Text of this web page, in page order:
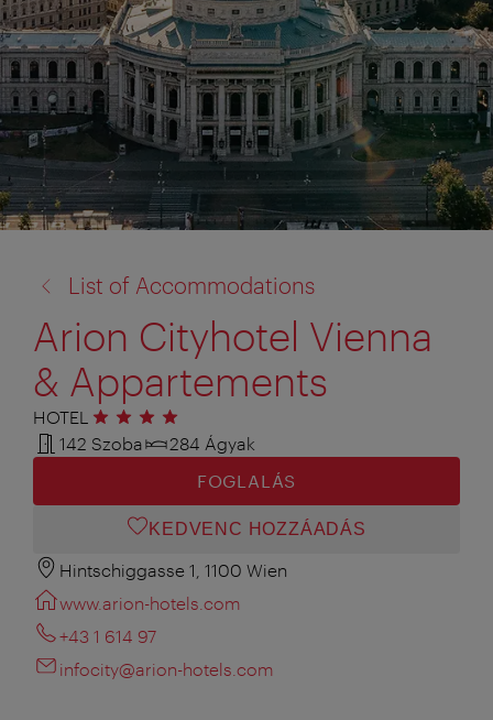
a:
List of Accommodations
Arion Cityhotel Vienna
& Appartements
HOTEL 4 csillag
142 Szoba
284 Ágyak
FOGLALÁS
KEDVENC HOZZÁADÁS
Hintschiggasse 1, 1100 Wien
www.arion-hotels.com
+43 1 614 97
infocity@arion-hotels.com